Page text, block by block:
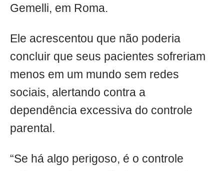
Gemelli, em Roma.
Ele acrescentou que não poderia
concluir que seus pacientes sofreriam
menos em um mundo sem redes
sociais, alertando contra a
dependência excessiva do controle
parental.
“Se há algo perigoso, é o controle